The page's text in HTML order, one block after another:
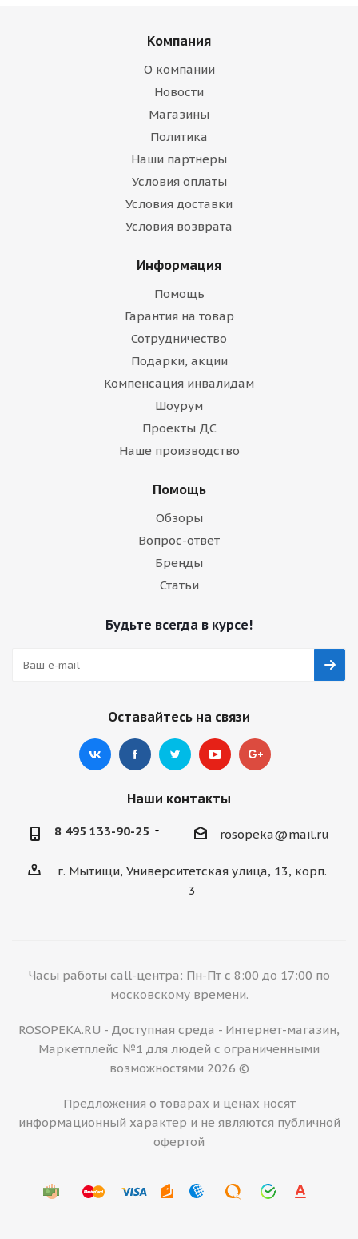
Компания
О компании
Новости
Магазины
Политика
Наши партнеры
Условия оплаты
Условия доставки
Условия возврата
Информация
Помощь
Гарантия на товар
Сотрудничество
Подарки, акции
Компенсация инвалидам
Шоурум
Проекты ДС
Наше производство
Помощь
Обзоры
Вопрос-ответ
Бренды
Статьи
Будьте всегда в курсе!
Оставайтесь на связи
Наши контакты
8 495 133-90-25 rosopeka@mail.ru
г. Мытищи, Университетская улица, 13, корп.
3
Часы работы call-центра: Пн-Пт с 8:00 до 17:00 по
московскому времени.
ROSOPEKA.RU - Доступная среда - Интернет-магазин,
Маркетплейс №1 для людей с ограниченными
возможностями 2026 ©
Предложения о товарах и ценах носят
информационный характер и не являются публичной
офертой